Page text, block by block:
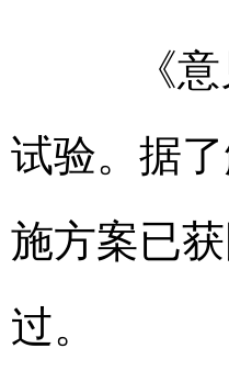
《意见
试验。据
施方案已
过。